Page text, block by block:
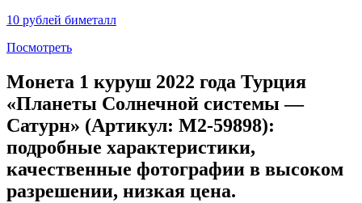
10 рублей биметалл
Посмотреть
Монета 1 куруш 2022 года Турция
«Планеты Солнечной системы —
Сатурн» (Артикул: M2-59898):
подробные характеристики,
качественные фотографии в высоком
разрешении, низкая цена.